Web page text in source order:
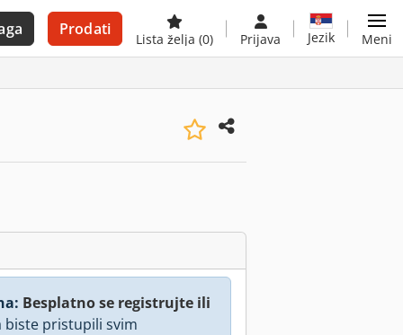
Prodati
Lista želja (0) Prijava Jezik Meni
Besplatno se registrujte ili
biste pristupili svim